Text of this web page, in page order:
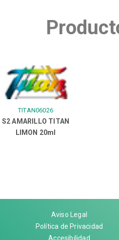
TITAN06026
S2 AMARILLO TITAN
LIMON 20ml
Aviso Legal
Política de Privacidad
Accesibilidad